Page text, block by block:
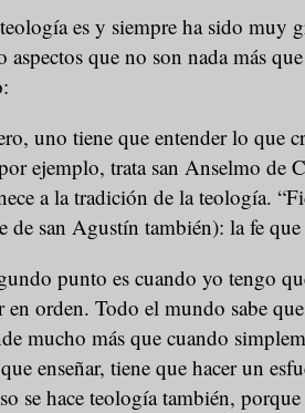
es y siempre ha sido muy
aspectos que no son nada más
uno tiene que entender lo que
ejemplo, trata san Anselmo de
a la tradición de la teología.
de san Agustín también): la fe que
punto es cuando yo tengo
en orden. Todo el mundo sabe
mucho más que cuando
enseñar, tiene que hacer un
se hace teología también, porque